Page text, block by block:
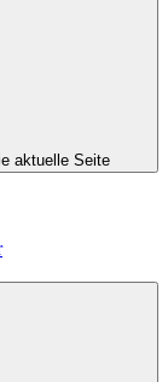
aktuelle Seite